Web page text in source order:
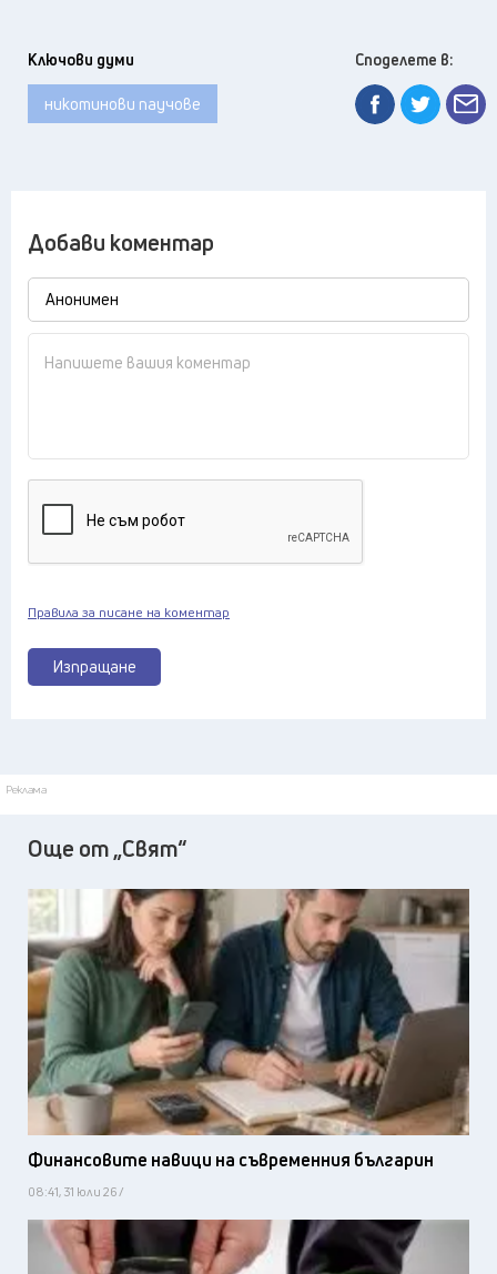
Ключови думи
никотинови паучове
Споделете в:
Добави коментар
Изпращане
Правила за писане на коментар
Реклама
Още от „Свят“
Финансовите навици на съвременния българин
08:41, 31 юли 26 /